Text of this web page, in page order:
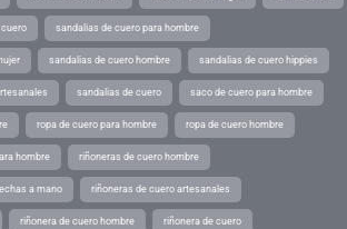
sandalias de cuero para hombre
sandalias de cuero hombre sandalias de cuero hippies
sandalias de cuero saco de cuero para hombre
ropa de cuero para hombre ropa de cuero hombre
hombre riñoneras de cuero hombre
a mano riñoneras de cuero artesanales
riñonera de cuero hombre riñonera de cuero